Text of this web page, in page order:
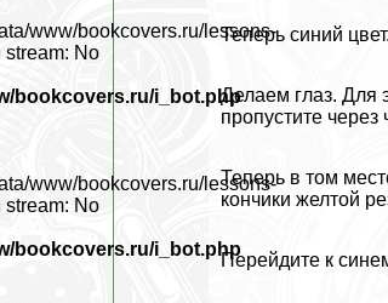
Теперь синий
Делаем глаз. Для
пропустите через
Теперь в том
кончики желтой
Перейдите к
www/bookcovers.ru/lessons-
stream: No
bookcovers.ru/i_bot.php
www/bookcovers.ru/lessons-
stream: No
bookcovers.ru/i_bot.php